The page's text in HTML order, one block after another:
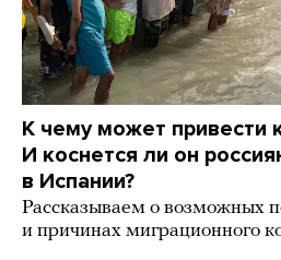
К чему может привести
И коснется ли он
в Испании?
Рассказываем о возможных
и причинах миграционного